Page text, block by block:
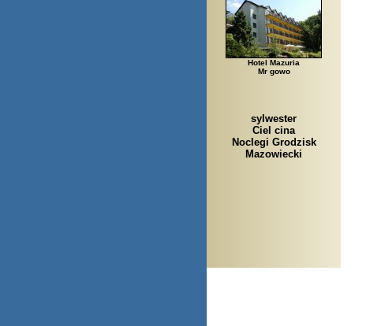
Hotel Mazuria
Mr gowo
sylwester
Ciel cina
Noclegi Grodzisk
Mazowiecki